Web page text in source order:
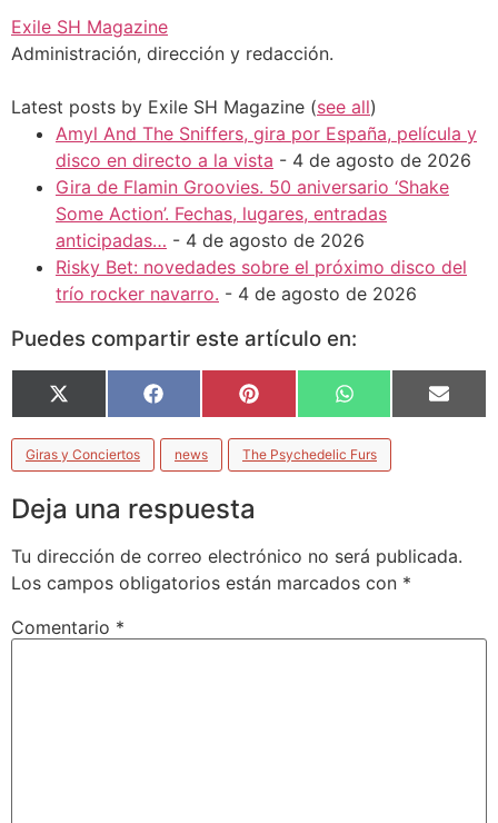
Exile SH Magazine
Administración, dirección y redacción.
Latest posts by Exile SH Magazine (see all)
Amyl And The Sniffers, gira por España, película y
disco en directo a la vista - 4 de agosto de 2026
Gira de Flamin Groovies. 50 aniversario ‘Shake
Some Action’. Fechas, lugares, entradas
anticipadas… - 4 de agosto de 2026
Risky Bet: novedades sobre el próximo disco del
trío rocker navarro. - 4 de agosto de 2026
Puedes compartir este artículo en:
X
(Twitter)
Facebook Pinterest WhatsApp Email
Giras y Conciertos news The Psychedelic Furs
Deja una respuesta
Tu dirección de correo electrónico no será publicada.
Los campos obligatorios están marcados con *
Comentario *